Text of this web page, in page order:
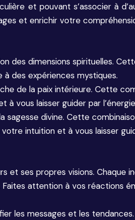
et pouvant s’associer à
et enrichir votre
des dimensions spirituelles.
à des expériences mystiques.
de la paix intérieure. Cette
vous laisser guider par
sagesse divine. Cette
intuition et à vous laisser
ses propres visions. Chaque
attention à vos réactions
les messages et les